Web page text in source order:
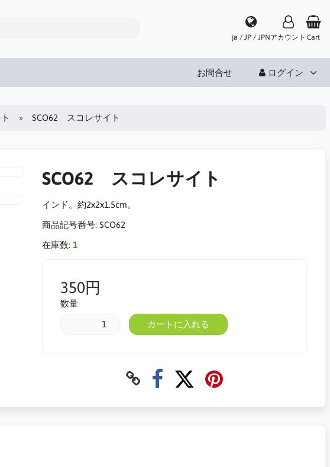
ja / JP / JPNアカウント Cart
お問合せ ログイン
SCO62 スコレサイト
SCO62 スコレサイト
インド。約2x2x1.5cm。
商品記号番号: SCO62
在庫数: 1
350円
数量
カートに入れる